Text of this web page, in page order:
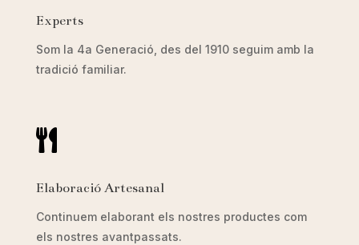
Experts
Som la 4a Generació, des del 1910 seguim amb la
tradició familiar.

Elaboració Artesanal
Continuem elaborant els nostres productes com
els nostres avantpassats.